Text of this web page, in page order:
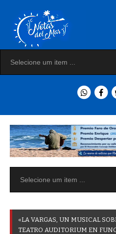
«LA VARGAS UN MUSICAL SOB
TEATRO AUDITORIUM EN FUN